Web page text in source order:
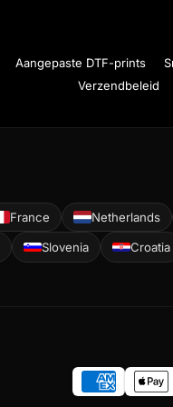
Aangepaste DTF-prints
Verzendbeleid
France Netherlands
Slovenia Croatia